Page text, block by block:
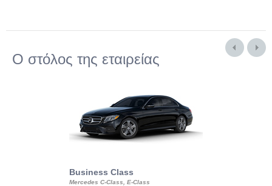
Ο στόλος της εταιρείας
Business Class
Mercedes C-Class, E-Class